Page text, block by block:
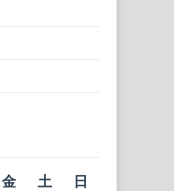
金 土
日